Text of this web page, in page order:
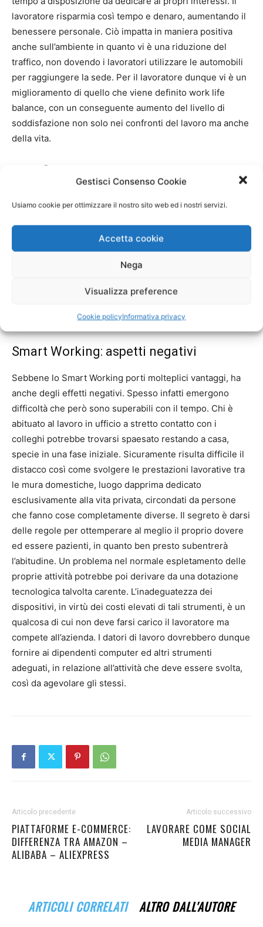
Gestisci Consenso Cookie
Usiamo cookie per ottimizzare il nostro sito web ed i nostri servizi.
Accetta cookie
Nega
Visualizza preference
Cookie policyInformativa privacy
lavoratore risparmia così tempo e denaro, aumentando il
benessere personale. Ciò impatta in maniera positiva
anche sull’ambiente in quanto vi è una riduzione del
traffico, non dovendo i lavoratori utilizzare le automobili
per raggiungere la sede. Per il lavoratore dunque vi è un
miglioramento di quello che viene definito work life
balance, con un conseguente aumento del livello di
soddisfazione non solo nei confronti del lavoro ma anche
della vita.
Benefici per l’azienda
casa ha ripercussioni positive anche sull’azienda stessa.
Vi sono infatti dei vantaggi concreti che non riguardano
soltanto l’aumento della produzione o la soddisfazione
l’azienda deve sostenere. In particolare, ripensare gli
spazi di lavoro consente di risparmiare sui costi di
adattabile è quello delCopyWriter
Smart Working: aspetti negativi
Sebbene lo Smart Working porti molteplici vantaggi, ha
anche degli effetti negativi. Spesso infatti emergono
difficoltà che però sono superabili con il tempo. Chi è
abituato al lavoro in ufficio a stretto contatto con i
colleghi potrebbe trovarsi spaesato restando a casa,
specie in una fase iniziale. Sicuramente risulta difficile il
distacco così come svolgere le prestazioni lavorative tra
le mura domestiche, luogo dapprima dedicato
esclusivamente alla vita privata, circondati da persone
che fanno cose completamente diverse. Il segreto è darsi
delle regole per ottemperare al meglio il proprio dovere
ed essere pazienti, in quanto ben presto subentrerà
l’abitudine. Un problema nel normale espletamento delle
proprie attività potrebbe poi derivare da una dotazione
tecnologica talvolta carente. L’inadeguatezza dei
dispositivi, in virtù dei costi elevati di tali strumenti, è un
qualcosa di cui non deve farsi carico il lavoratore ma
compete all’azienda. I datori di lavoro dovrebbero dunque
fornire ai dipendenti computer ed altri strumenti
adeguati, in relazione all’attività che deve essere svolta,
così da agevolare gli stessi.
Articolo precedente
PIATTAFORME E-COMMERCE:
DIFFERENZA TRA AMAZON –
ALIBABA – ALIEXPRESS
Articolo successivo
LAVORARE COME SOCIAL
MEDIA MANAGER
ARTICOLI CORRELATI ALTRO DALL'AUTORE